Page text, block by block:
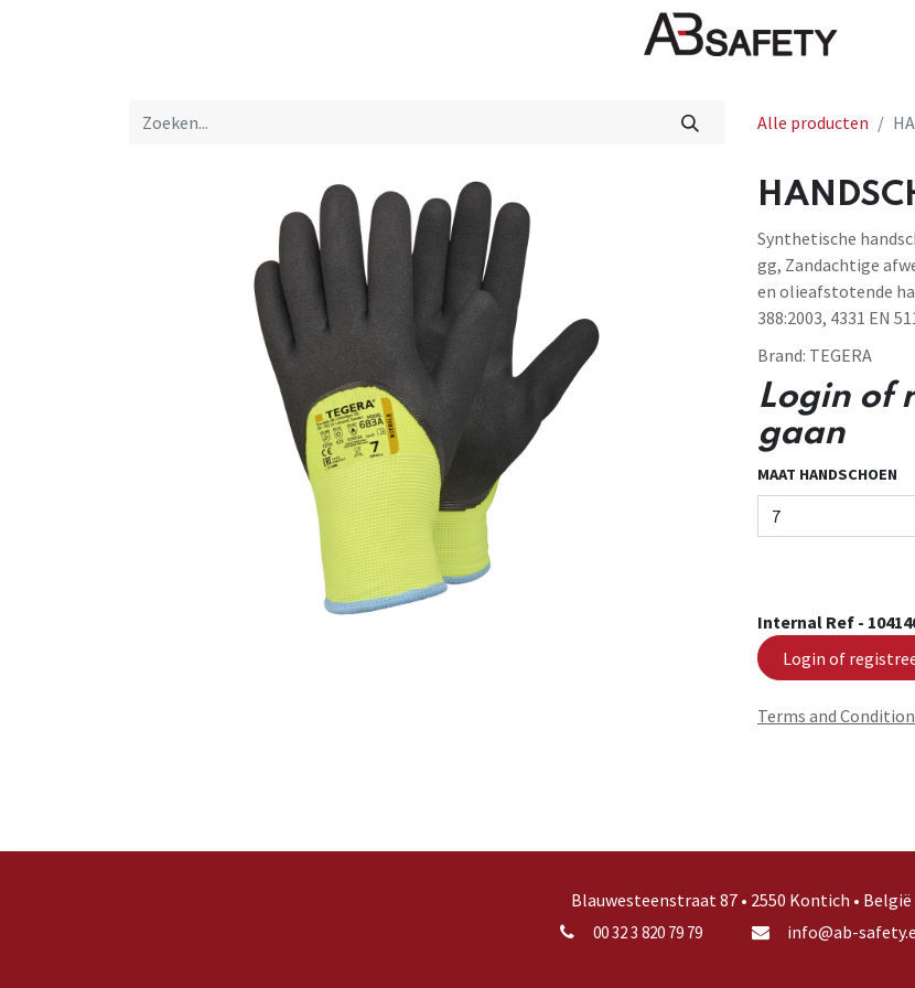
Winkel CE
Alle producten
Synthetische
gg, Zandachtige
en olieafstotende
388:2003, 4331 EN
Brand: TEGERA
Login of
gaan
MAAT HANDSCHOEN
Internal Ref -
Login of
Terms and
Blauwesteenstraat 87 • 2550 Kontich • België
00 32 3 820 79 79 info@ab-